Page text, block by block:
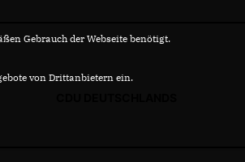
Gebrauch der Webseite benötigt.
von Drittanbietern ein.